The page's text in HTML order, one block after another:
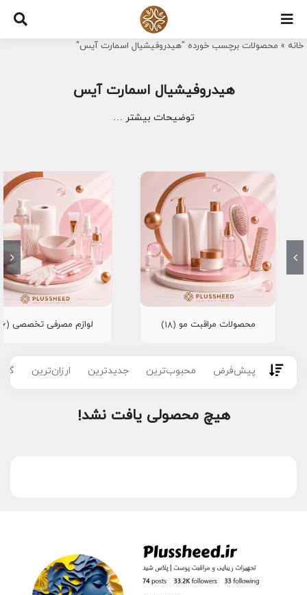
Skip
content
خانه » محصولات برچسب خورده "هیدروفیشیال اسمارت آیس"
هیدروفیشیال اسمارت آیس
توضیحات بیشتر …
محصولات مراقبت مو (18) لوازم مصرفی تخصصی (16)
پیش‌فرض محبوب‌ترین جدیدترین ارزان‌ترین
هیچ محصولی یافت نشد!